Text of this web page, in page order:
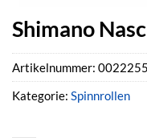
Shimano
Artikelnummer:
Kategorie: Spinnrollen